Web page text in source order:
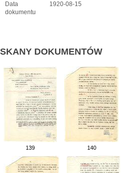
Data
dokumentu
1920-08-15
SKANY DOKUMENTÓW
139 140